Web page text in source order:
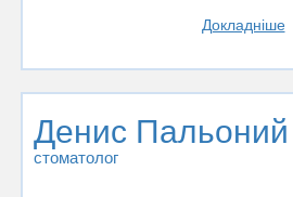
Докладніше
Денис Пальоний
стоматолог